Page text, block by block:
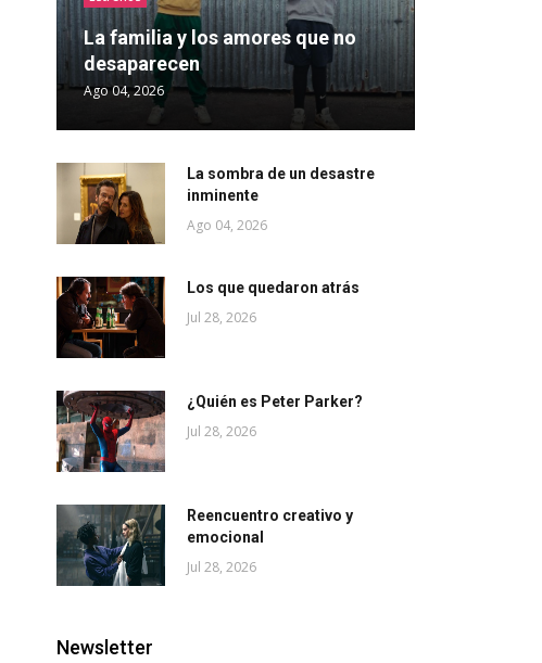
La familia y los amores que no
desaparecen
Ago 04, 2026
La sombra de un desastre
inminente
Ago 04, 2026
Los que quedaron atrás
Jul 28, 2026
¿Quién es Peter Parker?
Jul 28, 2026
Reencuentro creativo y
emocional
Jul 28, 2026
Newsletter